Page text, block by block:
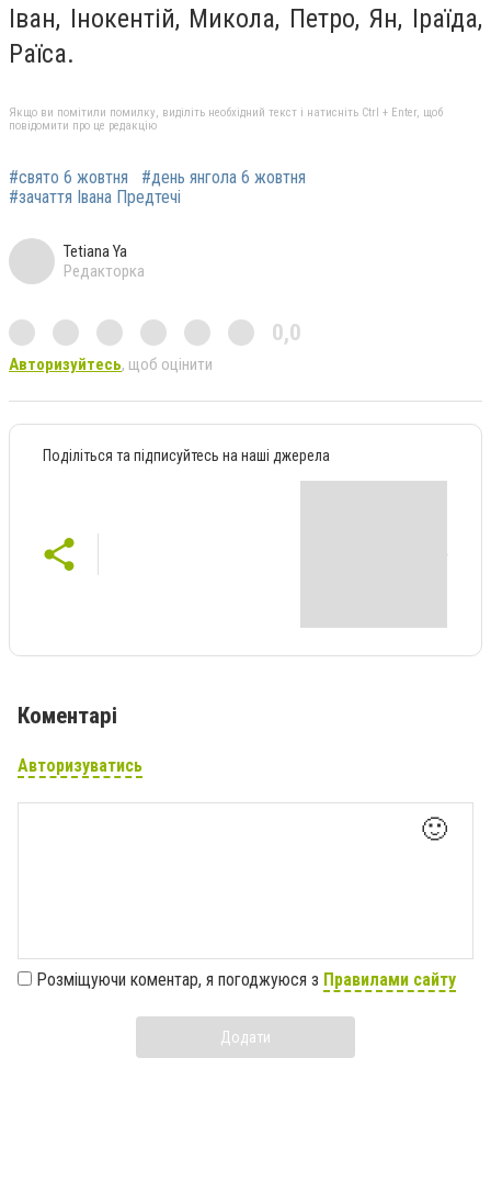
Іван, Інокентій, Микола, Петро, ​​Ян, Іраїда,
Раїса.
Якщо ви помітили помилку, виділіть необхідний текст і натисніть Ctrl + Enter, щоб
повідомити про це редакцію
#свято 6 жовтня
#день янгола 6 жовтня
#зачаття Івана Предтечі
Tetiana Ya
Редакторка
0,0
Авторизуйтесь, щоб оцінити
Поділіться та підписуйтесь на наші джерела
Коментарі
Авторизуватись
🙂
Розміщуючи коментар, я погоджуюся з Правилами сайту
Додати